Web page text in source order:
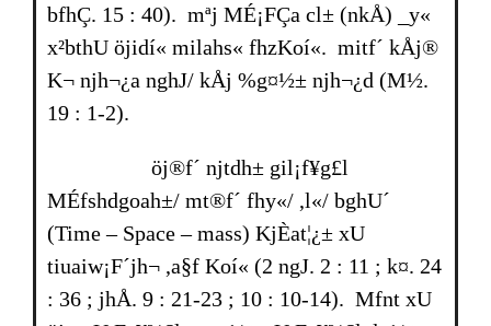
bfhÇ. 15 : 40). mªj MÉ¡FÇa cl± (nkÅ) _y«
x²bthU öjidí« milahs« fhzKoí«. mitf´ kÅj®
K¬ njh¬¿a nghJ/ kÅj %g¤½± njh¬¿d (M½.
19 : 1-2).
öj®f´ njtdh± gil¡f¥g£l
MÉfshdgoah±/ mt®f´ fhy«/ ,l«/ bghU´
(Time – Space – mass) KjÈat¦¿± xU
tiuaiw¡F´jh¬ ,a§f Koí« (2 ngJ. 2 : 11 ; k¤. 24
: 36 ; jhÅ. 9 : 21-23 ; 10 : 10-14). Mfnt xU